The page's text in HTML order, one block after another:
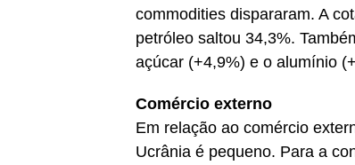
commodities dispararam. A
petróleo saltou 34,3%.
açúcar (+4,9%) e o alumínio
Comércio externo
Em relação ao comércio
Ucrânia é pequeno. Para a